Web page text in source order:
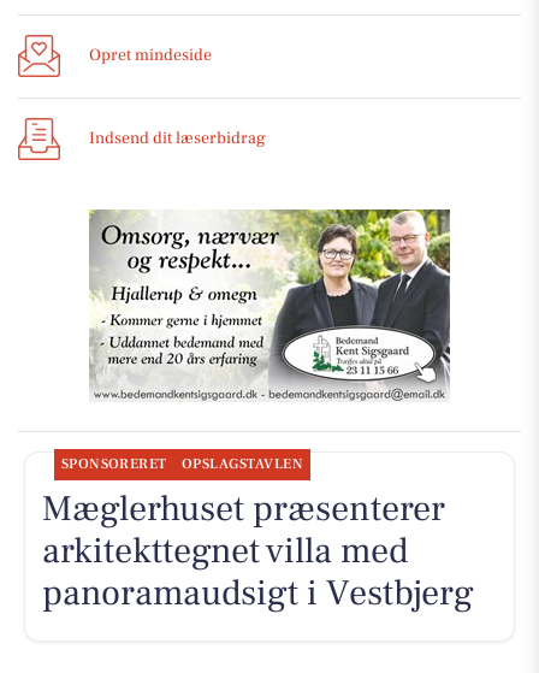
Opret mindeside
Indsend dit læserbidrag
SPONSORERET OPSLAGSTAVLEN
Mæglerhuset præsenterer
arkitekttegnet villa med
panoramaudsigt i Vestbjerg